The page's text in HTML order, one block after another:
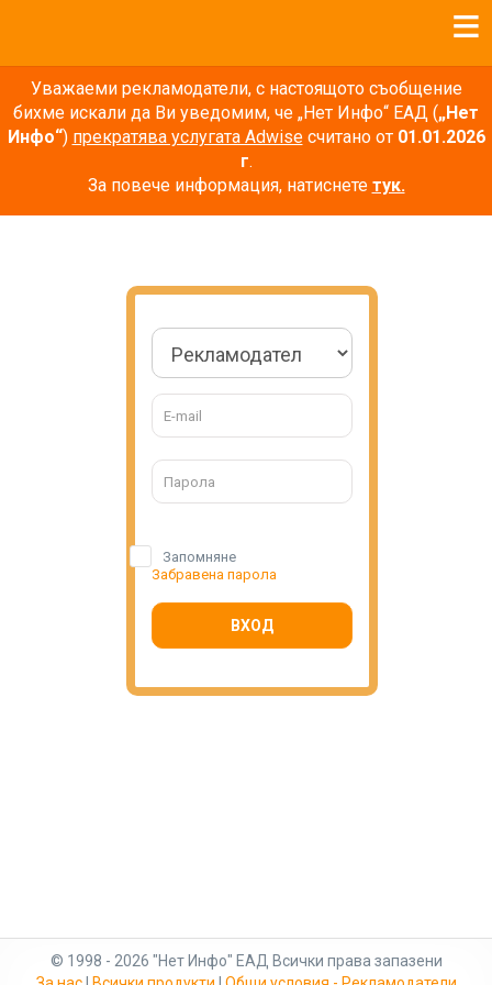
Уважаеми рекламодатели, с настоящото съобщение
бихме искали да Ви уведомим, че „Нет Инфо“ ЕАД („Нет
Инфо“) прекратява услугата Adwiseсчитано от 01.01.2026
г.
За повече информация, натиснете тук.
Запомняне
Забравена парола
ВХОД
© 1998 - 2026 "Нет Инфо" ЕАД Всички права запазени